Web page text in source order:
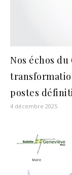
Nos échos du
postes
4 décembre 2025